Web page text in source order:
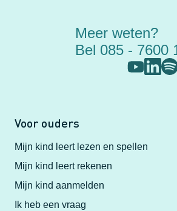
Meer weten?
Bel 085 - 7600
Voor ouders
Mijn kind leert lezen en spellen
Mijn kind leert rekenen
Mijn kind aanmelden
Ik heb een vraag